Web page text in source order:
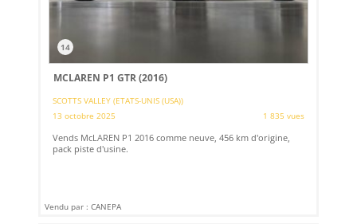
14
MCLAREN P1 GTR (2016)
SCOTTS VALLEY (ETATS-UNIS (USA))
13 octobre 2025
1 835 vues
Vends McLAREN P1 2016 comme neuve, 456 km d'origine,
pack piste d'usine.
Vendu par : CANEPA